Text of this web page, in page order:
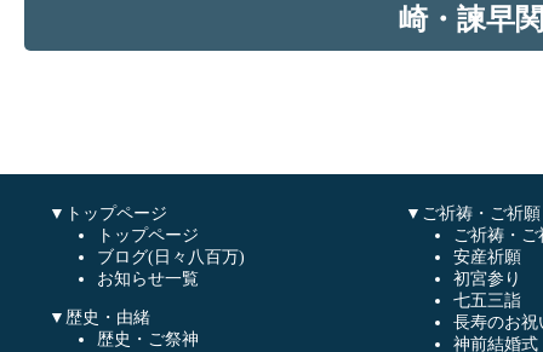
崎・諫早
▼トップページ
トップページ
ブログ(日々八百万)
お知らせ一覧
▼歴史・由緒
歴史・ご祭神
▼ご祈祷・ご祈願
ご祈祷・
安産祈願
初宮参り
七五三詣
長寿のお祝
神前結婚式